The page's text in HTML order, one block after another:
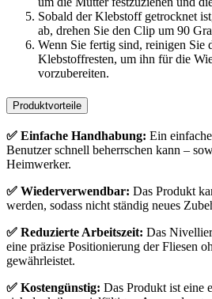
Sobald der Klebstoff getrocknet
ab, drehen Sie den Clip um 90
Wenn Sie fertig sind, reinigen Sie
Klebstoffresten, um ihn für die
vorzubereiten.
Produktvorteile
✅ Einfache Handhabung: Ein
Benutzer schnell beherrschen kann –
Heimwerker.
✅ Wiederverwendbar: Das Produkt
werden, sodass nicht ständig neues
✅ Reduzierte Arbeitszeit: Das
eine präzise Positionierung der Fliesen
gewährleistet.
✅ Kostengünstig: Das Produkt ist eine